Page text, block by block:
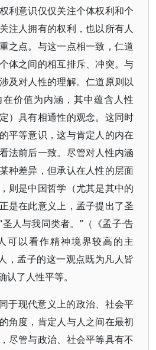
利意识仅仅关注个体权利和个
注人拥有的权利，也以所有人
之点。与这一点相一致，仁道
体之间的相互排斥、冲突。与
及对人性的理解。仁道原则以
价值为内涵，其中蕴含人性
）具有相通性的观念。这同时
平等意识，这与肯定人的内在
法前后一致。尽管对人性内涵
种差异，但承认在人性的层面
则是中国哲学（尤其是其中的
是在此意义上，孟子提出了圣
人与我同类者。”（《孟子·告
可以看作精神境界较高的主
，孟子的这一观点既为凡人皆
了人性平等。
于现代意义上的政治、社会平
角度，肯定人与人之间在最初
尽管与政治、社会平等具有不